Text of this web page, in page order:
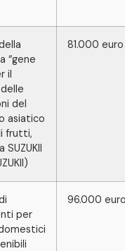
“gene
il
del
asiatico
frutti,
SUZUKII
81.000 euro
per
96.000